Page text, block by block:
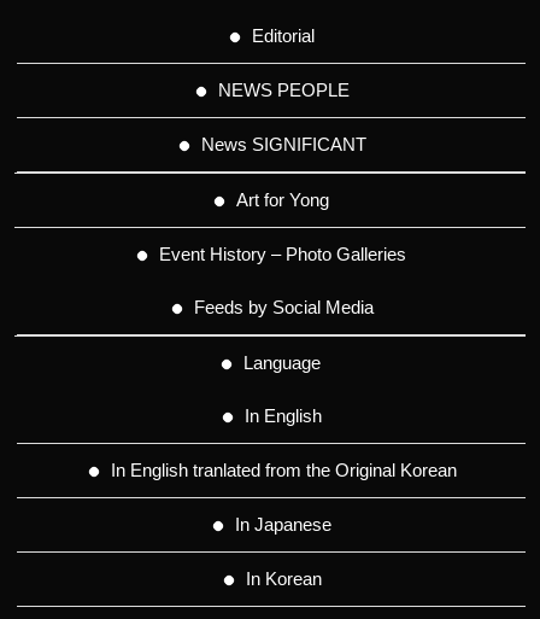
Editorial
NEWS PEOPLE
News SIGNIFICANT
Art for Yong
Event History – Photo Galleries
Feeds by Social Media
Language
In English
In English tranlated from the Original Korean
In Japanese
In Korean